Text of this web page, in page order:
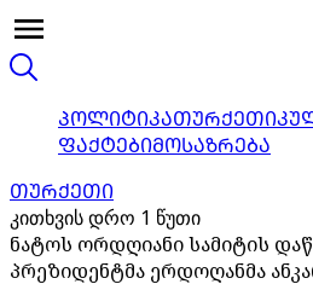
ᲞᲝᲚᲘᲢᲘᲙᲐᲗᲣᲠᲥᲔᲗᲘ
ᲤᲐᲥᲢᲔᲑᲘᲛᲝᲡᲐᲖᲠᲔᲑᲐ
ᲗᲣᲠᲥᲔᲗᲘ
კითხვის დრო 1 წუთი
ნატოს ორდღიანი სამიტის
პრეზიდენტმა ერდოღანმა